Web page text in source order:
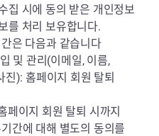
집 시에 동의 받은 개인정보
를 처리 보유합니다.
은 다음과 같습니다
및 관리(이메일, 이름,
진): 홈페이지 회원 탈퇴
페이지 회원 탈퇴 시까지
간에 대해 별도의 동의를